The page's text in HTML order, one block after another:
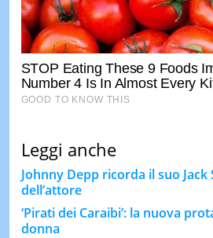
Leggi anche
Johnny Depp ricorda il suo
dell’attore
‘Pirati dei Caraibi’: la nuova
donna